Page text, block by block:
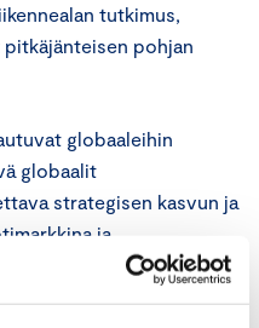
tutkimus,
pohjan
globaaleihin
globaalit
strategisen kasvun ja
ja
ratkaisujen